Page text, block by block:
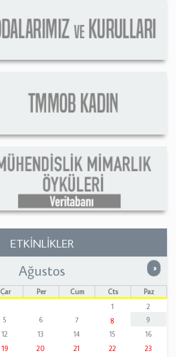
ETKİNLİKLER
»
Ağustos
Çar Per Cum Cts
Paz
1
2
5 6 7 8
9
12 13 14 15
16
19 20 21 22
23